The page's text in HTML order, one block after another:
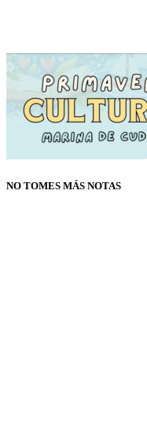
NO TOMES MÁS NOTAS